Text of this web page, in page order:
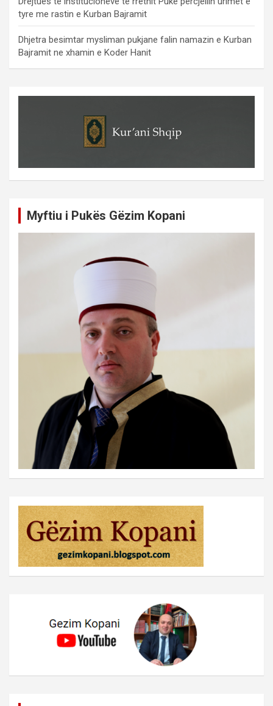
tyre me rastin e Kurban Bajramit
Dhjetra besimtar mysliman pukjane falin namazin e Kurban
Bajramit ne xhamin e Koder Hanit
Myftiu i Pukës Gëzim Kopani